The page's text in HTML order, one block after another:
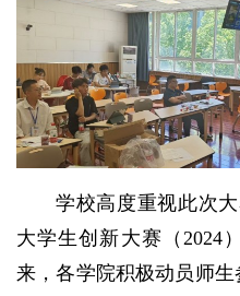
学校高度重视此次
大学生创新大赛（2024
来，各学院积极动员师